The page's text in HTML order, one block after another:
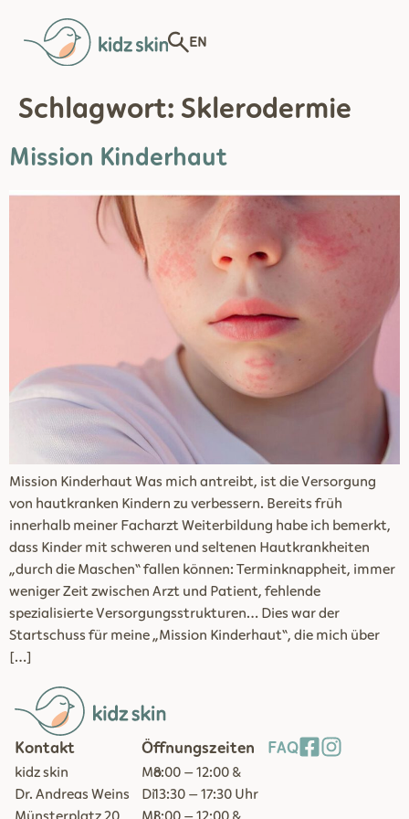
EN
Schlagwort: Sklerodermie
Mission Kinderhaut
Mission Kinderhaut Was mich antreibt, ist die Versorgung
von hautkranken Kindern zu verbessern. Bereits früh
innerhalb meiner Facharzt Weiterbildung habe ich bemerkt,
dass Kinder mit schweren und seltenen Hautkrankheiten
„durch die Maschen“ fallen können: Terminknappheit, immer
weniger Zeit zwischen Arzt und Patient, fehlende
spezialisierte Versorgungsstrukturen… Dies war der
Startschuss für meine „Mission Kinderhaut“, die mich über
[…]
Kontakt
kidz skin
Dr. Andreas Weins
Münsterplatz 20
Öffnungszeiten
Mo
Di
Mi
8:00 – 12:00 &
13:30 – 17:30 Uhr
8:00 – 12:00 &
FAQ